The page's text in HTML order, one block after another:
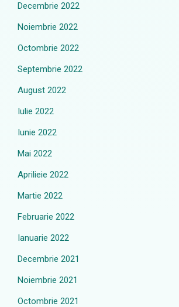
Decembrie 2022
Noiembrie 2022
Octombrie 2022
Septembrie 2022
August 2022
Iulie 2022
Iunie 2022
Mai 2022
Aprilieie 2022
Martie 2022
Februarie 2022
Ianuarie 2022
Decembrie 2021
Noiembrie 2021
Octombrie 2021